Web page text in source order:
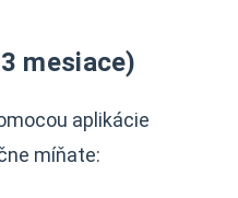
mesiace)
aplikácie
míňate: